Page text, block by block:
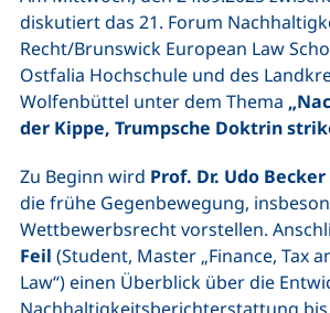
diskutiert das 21. Forum
Recht/Brunswick European Law
Ostfalia Hochschule und des
Wolfenbüttel unter dem Thema
der Kippe, Trumpsche Doktrin
Zu Beginn wird Prof. Dr. Udo Becker
die frühe Gegenbewegung,
Wettbewerbsrecht vorstellen.
Feil (Student, Master „Finance, Tax
Law“)einen Überblick über die